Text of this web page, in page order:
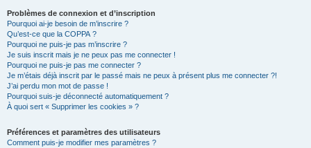
Problèmes de connexion et d’inscription
Pourquoi ai-je besoin de m’inscrire ?
Qu’est-ce que la COPPA ?
Pourquoi ne puis-je pas m’inscrire ?
Je suis inscrit mais je ne peux pas me connecter !
Pourquoi ne puis-je pas me connecter ?
Je m’étais déjà inscrit par le passé mais ne peux à présent plus me connecter ?!
J’ai perdu mon mot de passe !
Pourquoi suis-je déconnecté automatiquement ?
À quoi sert « Supprimer les cookies » ?
Préférences et paramètres des utilisateurs
Comment puis-je modifier mes paramètres ?